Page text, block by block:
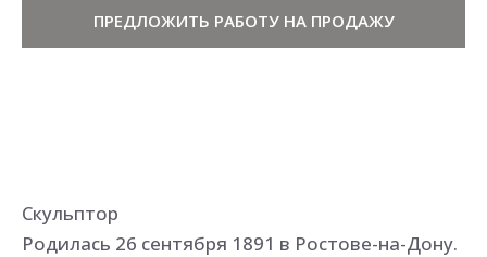
ПРЕДЛОЖИТЬ РАБОТУ НА ПРОДАЖУ
Скульптор
Родилась 26 сентября 1891 в Ростове-на-Дону.